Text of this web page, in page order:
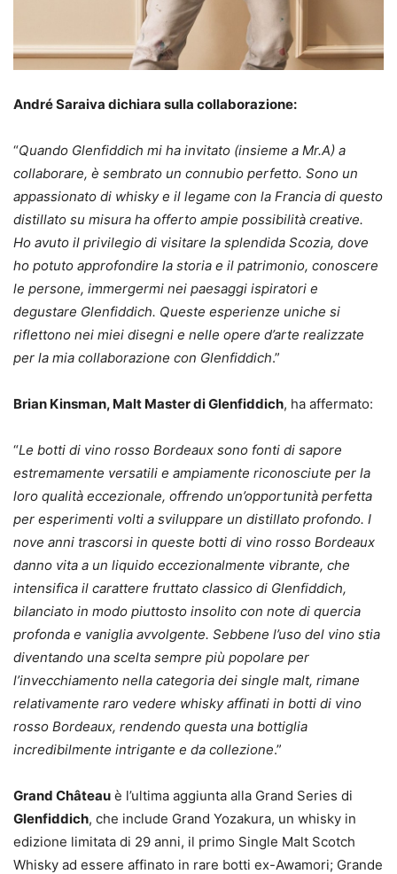
André Saraiva dichiara sulla collaborazione:
“Quando Glenfiddich mi ha invitato (insieme a Mr.A) a
collaborare, è sembrato un connubio perfetto. Sono un
appassionato di whisky e il legame con la Francia di questo
distillato su misura ha offerto ampie possibilità creative.
Ho avuto il privilegio di visitare la splendida Scozia, dove
ho potuto approfondire la storia e il patrimonio, conoscere
le persone, immergermi nei paesaggi ispiratori e
degustare Glenfiddich. Queste esperienze uniche si
riflettono nei miei disegni e nelle opere d’arte realizzate
per la mia collaborazione con Glenfiddich.”
Brian Kinsman, Malt Master di Glenfiddich, ha affermato:
“Le botti di vino rosso Bordeaux sono fonti di sapore
estremamente versatili e ampiamente riconosciute per la
loro qualità eccezionale, offrendo un’opportunità perfetta
per esperimenti volti a sviluppare un distillato profondo. I
nove anni trascorsi in queste botti di vino rosso Bordeaux
danno vita a un liquido eccezionalmente vibrante, che
intensifica il carattere fruttato classico di Glenfiddich,
bilanciato in modo piuttosto insolito con note di quercia
profonda e vaniglia avvolgente. Sebbene l’uso del vino stia
diventando una scelta sempre più popolare per
l’invecchiamento nella categoria dei single malt, rimane
relativamente raro vedere whisky affinati in botti di vino
rosso Bordeaux, rendendo questa una bottiglia
incredibilmente intrigante e da collezione.”
Grand Château è l’ultima aggiunta alla Grand Series di
Glenfiddich, che include Grand Yozakura, un whisky in
edizione limitata di 29 anni, il primo Single Malt Scotch
Whisky ad essere affinato in rare botti ex-Awamori; Grande